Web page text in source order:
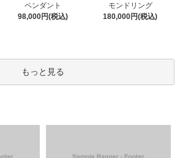
ペンダント
98,000円(税込)
モンドリング
180,000円(税込)
もっと見る